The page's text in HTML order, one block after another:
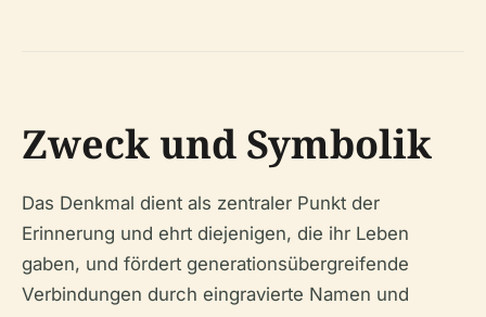
Zweck und Symbolik
Das Denkmal dient als zentraler Punkt der
Erinnerung und ehrt diejenigen, die ihr Leben
gaben, und fördert generationsübergreifende
Verbindungen durch eingravierte Namen und